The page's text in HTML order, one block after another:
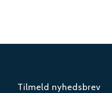
Tilmeld nyhedsbrev